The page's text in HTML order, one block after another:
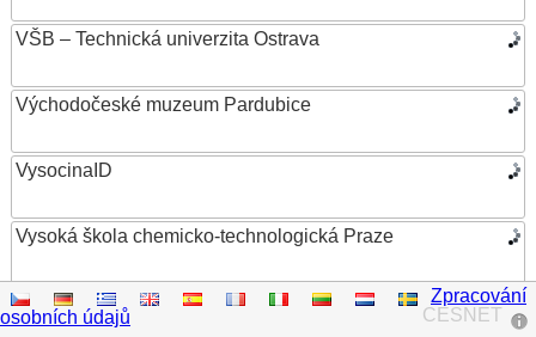
VŠB – Technická univerzita Ostrava
Východočeské muzeum Pardubice
VysocinaID
Vysoká škola chemicko-technologická Praze
Vysoká škola ekonomická v Praze
CESNET
Zpracování
osobních údajů